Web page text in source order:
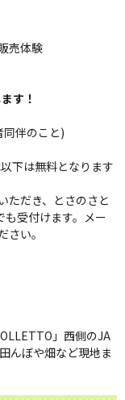
売体験
す！
伴のこと)
下は無料となります
ただき、とさのさと
も受付けます。メー
い。
」西側のJA
んぼや畑など現地ま